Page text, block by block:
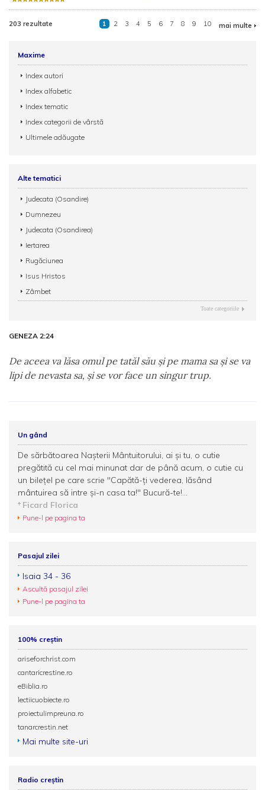
203 rezultate 1 2 3 4 5 6 7 8 9 10 mai multe
Maxime
Index autori
Index alfabetic
Index tematic
Index categorii de vârstă
Ultimele adăugate
Alte tematici
Judecata (Osandire)
Dumnezeu
Judecata (Osandirea)
Iertarea
Rugăciunea
Isus Hristos
Zâmbet
Toate categoriile
GENEZA 2:24
De aceea va lăsa omul pe tatăl său şi pe mama sa şi se va
lipi de nevasta sa, şi se vor face un singur trup.
Un gând
De sărbătoarea Naşterii Mântuitorului, ai şi tu, o cutie
pregătită cu cel mai minunat dar de până acum, o cutie cu
un bileţel pe care scrie "Capătă-ţi vederea, lăsând
mântuirea să intre şi-n casa ta!" Bucură-te!...
Ficard Florica
Pune-l pe pagina ta
Pasajul zilei
Isaia 34 - 36
Ascultă pasajul zilei
Pune-l pe pagina ta
100% creștin
ariseforchrist.com
cantaricrestine.ro
eBiblia.ro
lectiicuobiecte.ro
proiectulimpreuna.ro
tanarcrestin.net
Mai multe site-uri
Radio creștin